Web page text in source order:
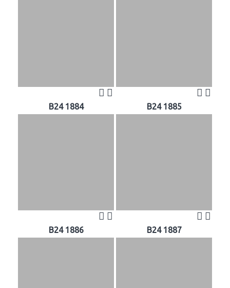
B24 1884 B24 1885
B24 1886 B24 1887